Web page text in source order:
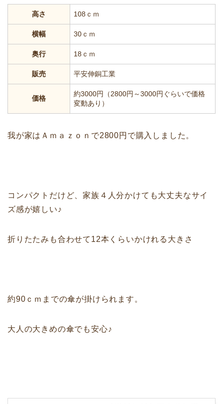
高さ 108ｃｍ
横幅 30ｃｍ
奥行 18ｃｍ
販売 平安伸銅工業
価格
約3000円（2800円～3000円ぐらいで価格
変動あり）
我が家はＡｍａｚｏｎで2800円で購入しました。
コンパクトだけど、家族４人分かけても大丈夫なサイ
ズ感が嬉しい♪
折りたたみも合わせて12本くらいかけれる大きさ
約90ｃｍまでの傘が掛けられます。
大人の大きめの傘でも安心♪